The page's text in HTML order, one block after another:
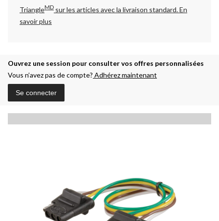
TriangleMD sur les articles avec la livraison standard.En
savoir plus
Ouvrez une session pour consulter vos offres personnalisées
Vous n’avez pas de compte? Adhérez maintenant
Se connecter